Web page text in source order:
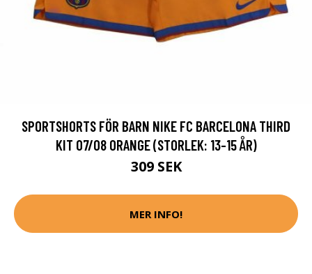
SPORTSHORTS FÖR BARN NIKE FC BARCELONA THIRD
KIT 07/08 ORANGE (STORLEK: 13-15 ÅR)
309 SEK
MER INFO!